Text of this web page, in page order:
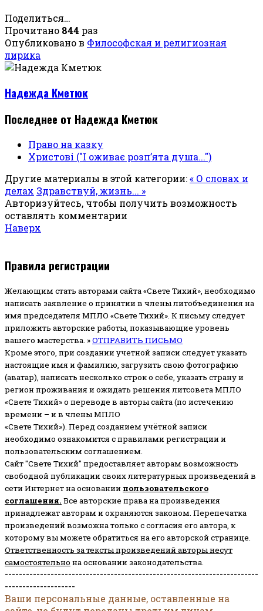
Поделиться…
Прочитано 844 раз
Опубликовано в Философская и религиозная
лирика
Надежда Кметюк
Последнее от Надежда Кметюк
Право на казку
Христові ("І оживає розп’ята душа...")
Другие материалы в этой категории:« О словах и
делах Здравствуй, жизнь... »
Авторизуйтесь, чтобы получить возможность
оставлять комментарии
Наверх
Правила регистрации
Желающим стать авторами сайта «Свете Тихий», необходимо
написать заявление о принятии в члены литобъединения на
имя председателя МПЛО «Свете Тихий». К письму следует
приложить авторские работы, показывающие уровень
вашего мастерства. »ОТПРАВИТЬ ПИСЬМО
Кроме этого, при создании учетной записи следует указать
настоящие имя и фамилию, загрузить свою фотографию
(аватар), написать несколько строк о себе, указать страну и
регион проживания и ожидать решения литсовета МПЛО
«Свете Тихий» о переводе в авторы сайта (по истечению
времени – и в члены МПЛО
«Свете Тихий»). Перед созданием учётной записи
необходимо ознакомится с правилами регистрации и
пользовательским соглашением.
Сайт "Свете Тихий" предоставляет авторам возможность
свободной публикации своих литературных произведений в
сети Интернет на основании пользовательского
соглашения. Все авторские права на произведения
принадлежат авторам и охраняются законом. Перепечатка
произведений возможна только с согласия его автора, к
которому вы можете обратиться на его авторской странице.
Ответственность за тексты произведений авторы несут
самостоятельно на основании законодательства.
------------------------------------------------------------------------
--------------------
Ваши персональные данные, оставленные на